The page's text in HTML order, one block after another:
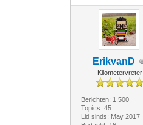
ErikvanD
Kilometervreter
Berichten: 1.500
Topics: 45
Lid sinds: May 2017